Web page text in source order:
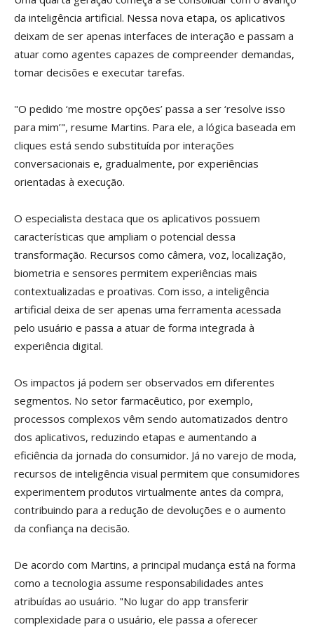
da inteligência artificial. Nessa nova etapa, os aplicativos
deixam de ser apenas interfaces de interação e passam a
atuar como agentes capazes de compreender demandas,
tomar decisões e executar tarefas.
"O pedido ‘me mostre opções’ passa a ser ‘resolve isso
para mim’", resume Martins. Para ele, a lógica baseada em
cliques está sendo substituída por interações
conversacionais e, gradualmente, por experiências
orientadas à execução.
O especialista destaca que os aplicativos possuem
características que ampliam o potencial dessa
transformação. Recursos como câmera, voz, localização,
biometria e sensores permitem experiências mais
contextualizadas e proativas. Com isso, a inteligência
artificial deixa de ser apenas uma ferramenta acessada
pelo usuário e passa a atuar de forma integrada à
experiência digital.
Os impactos já podem ser observados em diferentes
segmentos. No setor farmacêutico, por exemplo,
processos complexos vêm sendo automatizados dentro
dos aplicativos, reduzindo etapas e aumentando a
eficiência da jornada do consumidor. Já no varejo de moda,
recursos de inteligência visual permitem que consumidores
experimentem produtos virtualmente antes da compra,
contribuindo para a redução de devoluções e o aumento
da confiança na decisão.
De acordo com Martins, a principal mudança está na forma
como a tecnologia assume responsabilidades antes
atribuídas ao usuário. "No lugar do app transferir
complexidade para o usuário, ele passa a oferecer